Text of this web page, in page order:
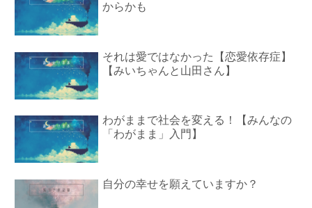
からかも
それは愛ではなかった【恋愛依存症】
【みいちゃんと山田さん】
わがままで社会を変える！【みんなの
「わがまま」入門】
自分の幸せを願えていますか？